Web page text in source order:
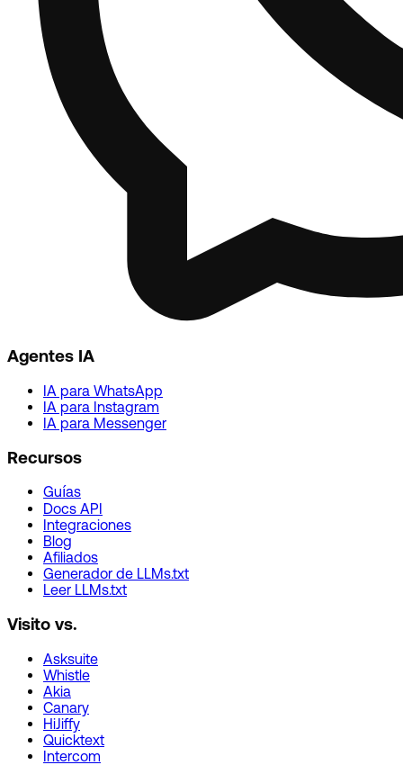
Agentes IA
IA para WhatsApp
IA para Instagram
IA para Messenger
Recursos
Guías
Docs API
Integraciones
Blog
Afiliados
Generador de LLMs.txt
Leer LLMs.txt
Visito vs.
Asksuite
Whistle
Akia
Canary
HiJiffy
Quicktext
Intercom